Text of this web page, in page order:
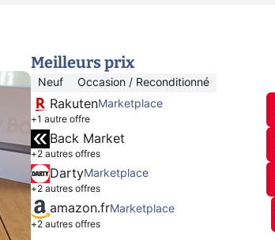
Meilleurs prix
Neuf Occasion / Reconditionné
RakutenMarketplace
+1 autre offre
Back Market
+2 autres offres
DartyMarketplace
+2 autres offres
amazon.frMarketplace
+2 autres offres